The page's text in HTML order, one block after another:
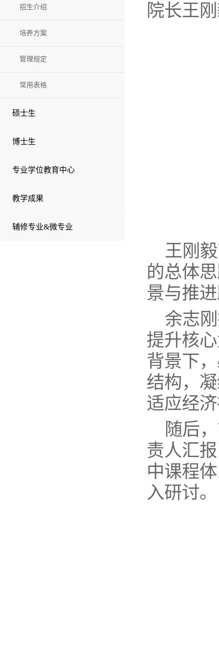
招生介绍
培养方案
管理规定
常用表格
硕士生
博士生
专业学位教育中心
教学成果
辅修专业&微专业
院长王
王刚
的总体
景与推
余志
提升核
背景下
结构，
适应经
随后
责人汇
中课程
入研讨。